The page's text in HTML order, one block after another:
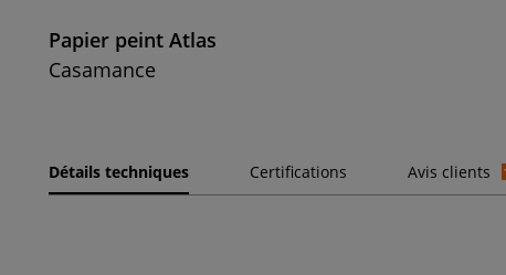
Papier peint Atlas
Casamance
Détails techniques Certifications Avis clients